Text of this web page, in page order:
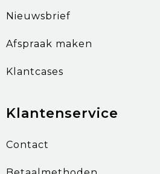
Nieuwsbrief
Afspraak maken
Klantcases
Klantenservice
Contact